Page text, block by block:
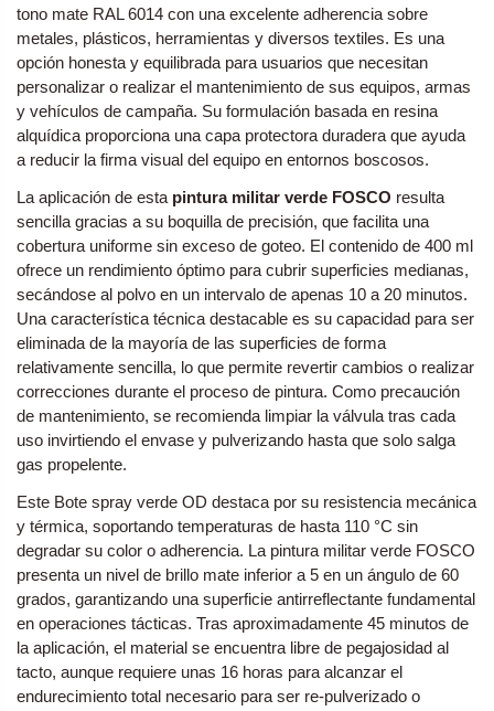
tono mate RAL 6014 con una excelente adherencia sobre
metales, plásticos, herramientas y diversos textiles. Es una
opción honesta y equilibrada para usuarios que necesitan
personalizar o realizar el mantenimiento de sus equipos, armas
y vehículos de campaña. Su formulación basada en resina
alquídica proporciona una capa protectora duradera que ayuda
a reducir la firma visual del equipo en entornos boscosos.
La aplicación de esta pintura militar verde FOSCO resulta
sencilla gracias a su boquilla de precisión, que facilita una
cobertura uniforme sin exceso de goteo. El contenido de 400 ml
ofrece un rendimiento óptimo para cubrir superficies medianas,
secándose al polvo en un intervalo de apenas 10 a 20 minutos.
Una característica técnica destacable es su capacidad para ser
eliminada de la mayoría de las superficies de forma
relativamente sencilla, lo que permite revertir cambios o realizar
correcciones durante el proceso de pintura. Como precaución
de mantenimiento, se recomienda limpiar la válvula tras cada
uso invirtiendo el envase y pulverizando hasta que solo salga
gas propelente.
Este Bote spray verde OD destaca por su resistencia mecánica
y térmica, soportando temperaturas de hasta 110 °C sin
degradar su color o adherencia. La pintura militar verde FOSCO
presenta un nivel de brillo mate inferior a 5 en un ángulo de 60
grados, garantizando una superficie antirreflectante fundamental
en operaciones tácticas. Tras aproximadamente 45 minutos de
la aplicación, el material se encuentra libre de pegajosidad al
tacto, aunque requiere unas 16 horas para alcanzar el
endurecimiento total necesario para ser re-pulverizado o